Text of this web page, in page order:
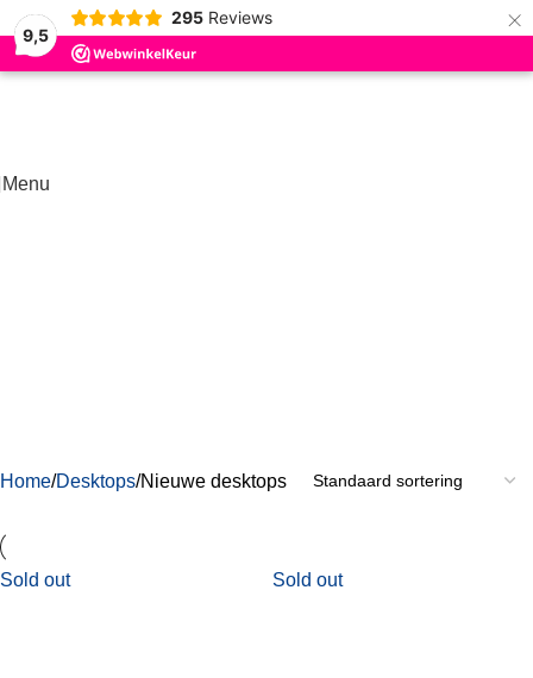
9,5
295 Reviews ×
Skip to navigation
Skip to main content
Menu
Home Desktops Nieuwe desktops
Sold out Sold out